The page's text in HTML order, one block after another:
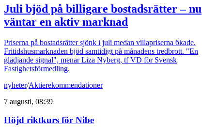
Juli bjöd på billigare bostadsrätter – nu
väntar en aktiv marknad
Priserna på bostadsrätter sjönk i juli medan villapriserna ökade.
Fritidshusmarknaden bjöd samtidigt på månadens tredbrott. "En
glädjande signal", menar Liza Nyberg, tf VD för Svensk
Fastighetsförmedling.
nyheter/Aktierekommendationer
7 augusti, 08:39
Höjd riktkurs för Nibe